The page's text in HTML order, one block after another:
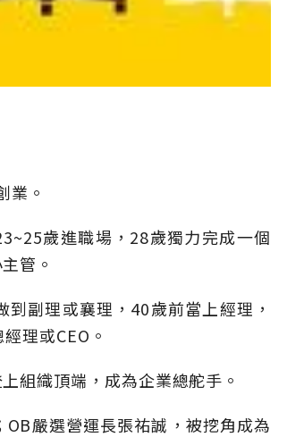
業。
歲進職場，28歲獨力完成一個
管。
副理或襄理，40歲前當上經理，
理或CEO。
組織頂端，成為企業總舵手。
嚴選營運長張祐誠，被挖角成為